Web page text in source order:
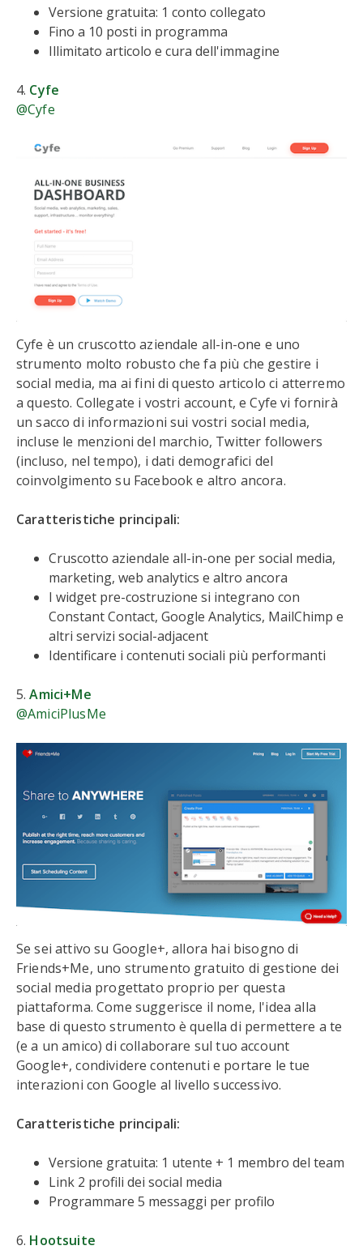
Versione gratuita: 1 conto collegato
Fino a 10 posti in programma
Illimitato articolo e cura dell'immagine
4. Cyfe
@Cyfe
Cyfe è un cruscotto aziendale all-in-one e uno
strumento molto robusto che fa più che gestire i
social media, ma ai fini di questo articolo ci atterremo
a questo. Collegate i vostri account, e Cyfe vi fornirà
un sacco di informazioni sui vostri social media,
incluse le menzioni del marchio, Twitter followers
(incluso, nel tempo), i dati demografici del
coinvolgimento su Facebook e altro ancora.
Caratteristiche principali:
Cruscotto aziendale all-in-one per social media,
marketing, web analytics e altro ancora
I widget pre-costruzione si integrano con
Constant Contact, Google Analytics, MailChimp e
altri servizi social-adjacent
Identificare i contenuti sociali più performanti
5.Amici+Me
@AmiciPlusMe
Se sei attivo su Google+, allora hai bisogno di
Friends+Me, uno strumento gratuito di gestione dei
social media progettato proprio per questa
piattaforma. Come suggerisce il nome, l'idea alla
base di questo strumento è quella di permettere a te
(e a un amico) di collaborare sul tuo account
Google+, condividere contenuti e portare le tue
interazioni con Google al livello successivo.
Caratteristiche principali:
Versione gratuita: 1 utente + 1 membro del team
Link 2 profili dei social media
Programmare 5 messaggi per profilo
6. Hootsuite